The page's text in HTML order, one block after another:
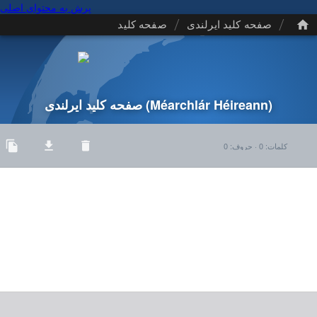
پرش به محتوای اصلی
/ صفحه کلید ایرلندی / صفحه کلید
صفحه کلید ایرلندی(Méarchlár Héireann)
کلمات:
0
· حروف:
0